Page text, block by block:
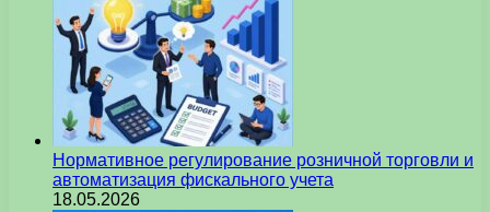
Нормативное регулирование розничной торговли и
автоматизация фискального учета
18.05.2026